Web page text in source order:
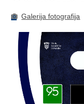
Galerija fotografija